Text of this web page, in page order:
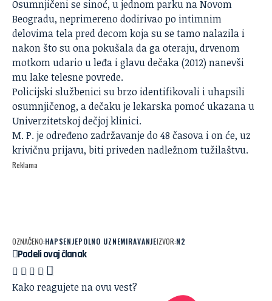
Osumnjičeni se sinoć, u jednom parku na Novom
Beogradu, neprimereno dodirivao po intimnim
delovima tela pred decom koja su se tamo nalazila i
nakon što su ona pokušala da ga oteraju, drvenom
motkom udario u leđa i glavu dečaka (2012) nanevši
mu lake telesne povrede.
Policijski službenici su brzo identifikovali i uhapsili
osumnjičenog, a dečaku je lekarska pomoć ukazana u
Univerzitetskoj dečjoj klinici.
M. P. je određeno zadržavanje do 48 časova i on će, uz
krivičnu prijavu, biti priveden nadležnom tužilaštvu.
Reklama
OZNAČENO:HAPSENJEPOLNO UZNEMIRAVANJEIZVOR:N2
Podeli ovaj članak
Kako reagujete na ovu vest?